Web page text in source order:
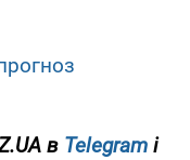
в Telegram і